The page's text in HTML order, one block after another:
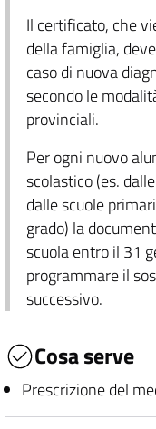
Il certificato, che
della famiglia,
caso di nuova
secondo le
provinciali.
Per ogni nuovo
scolastico (es.
dalle scuole
grado) la
scuola entro il 31
programmare il
successivo.
Cosa serve
Prescrizione del